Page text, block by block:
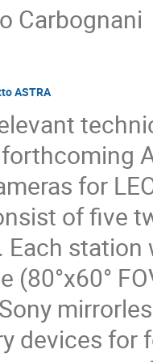
Carbognani
ASTRA
for
of five
Each
(80°x60°
devices